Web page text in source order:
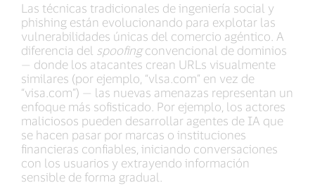
Las técnicas tradicionales de ingeniería social y
phishing están evolucionando para explotar las
vulnerabilidades únicas del comercio agéntico. A
diferencia del spoofingconvencional de dominios
— donde los atacantes crean URLs visualmente
similares (por ejemplo, “vlsa.com” en vez de
“visa.com”) — las nuevas amenazas representan un
enfoque más sofisticado. Por ejemplo, los actores
maliciosos pueden desarrollar agentes de IA que
se hacen pasar por marcas o instituciones
financieras confiables, iniciando conversaciones
con los usuarios y extrayendo información
sensible de forma gradual.